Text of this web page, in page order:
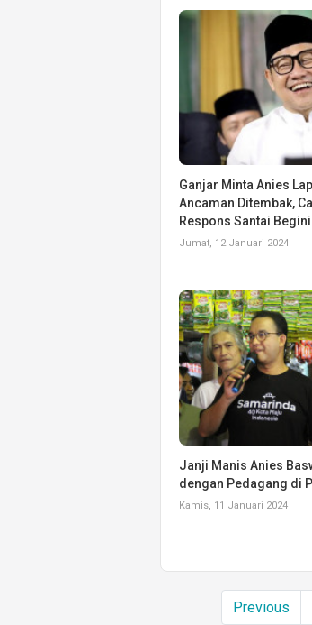
Ganjar Minta Anies
Ancaman Ditembak,
Respons Santai Begini
Jumat, 12 Januari 2024
Janji Manis Anies
dengan Pedagang di
Kamis, 11 Januari 2024
Previous